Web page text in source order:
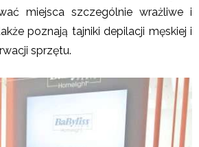
miejsca szczególnie wrażliwe i
poznają tajniki depilacji męskiej i
sprzętu.